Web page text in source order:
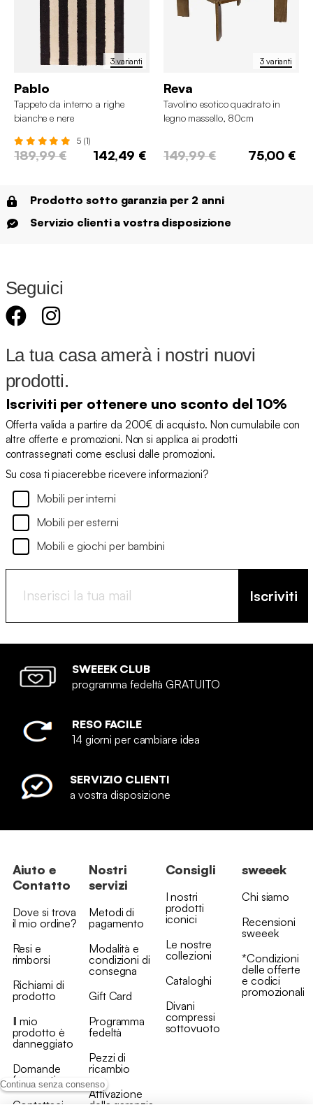
Continua senza consenso
3 varianti
Pablo
Tappeto da interno a righe
bianche e nere
5 (1)
189,99 € 142,49 €
3 varianti
Reva
Tavolino esotico quadrato in
legno massello, 80cm
149,99 € 75,00 €
Prodotto sotto garanzia per 2 anni
Servizio clienti a vostra disposizione
Seguici
La tua casa amerà i nostri nuovi
prodotti.
Iscriviti per ottenere uno sconto del 10%
Offerta valida a partire da 200€ di acquisto. Non cumulabile con
altre offerte e promozioni. Non si applica ai prodotti
contrassegnati come esclusi dalle promozioni.
Su cosa ti piacerebbe ricevere informazioni?
Mobili per interni
Mobili per esterni
Mobili e giochi per bambini
Iscriviti
SWEEEK CLUB
programma fedeltà GRATUITO
RESO FACILE
14 giorni per cambiare idea
SERVIZIO CLIENTI
a vostra disposizione
Aiuto e
Contatto
Dove si trova
il mio ordine?
Resi e
rimborsi
Richiami di
prodotto
Il mio
prodotto è
danneggiato
Domande
frequenti
Contattaci
Nostri
servizi
Metodi di
pagamento
Modalità e
condizioni di
consegna
Gift Card
Programma
fedeltà
Pezzi di
ricambio
Attivazione
della garanzia
Consigli
I nostri
prodotti
iconici
Le nostre
collezioni
Cataloghi
Divani
compressi
sottovuoto
sweeek
Chi siamo
Recensioni
sweeek
*Condizioni
delle offerte
e codici
promozionali